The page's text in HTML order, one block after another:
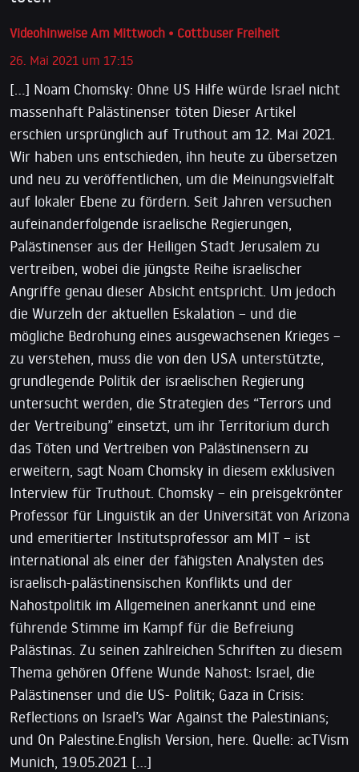
Videohinweise Am Mittwoch • Cottbuser Freiheit
26. Mai 2021 um 17:15
[…] Noam Chomsky: Ohne US Hilfe würde Israel nicht
massenhaft Palästinenser töten Dieser Artikel
erschien ursprünglich auf Truthout am 12. Mai 2021.
Wir haben uns entschieden, ihn heute zu übersetzen
und neu zu veröffentlichen, um die Meinungsvielfalt
auf lokaler Ebene zu fördern. Seit Jahren versuchen
aufeinanderfolgende israelische Regierungen,
Palästinenser aus der Heiligen Stadt Jerusalem zu
vertreiben, wobei die jüngste Reihe israelischer
Angriffe genau dieser Absicht entspricht. Um jedoch
die Wurzeln der aktuellen Eskalation – und die
mögliche Bedrohung eines ausgewachsenen Krieges –
zu verstehen, muss die von den USA unterstützte,
grundlegende Politik der israelischen Regierung
untersucht werden, die Strategien des “Terrors und
der Vertreibung” einsetzt, um ihr Territorium durch
das Töten und Vertreiben von Palästinensern zu
erweitern, sagt Noam Chomsky in diesem exklusiven
Interview für Truthout. Chomsky – ein preisgekrönter
Professor für Linguistik an der Universität von Arizona
und emeritierter Institutsprofessor am MIT – ist
international als einer der fähigsten Analysten des
israelisch-palästinensischen Konflikts und der
Nahostpolitik im Allgemeinen anerkannt und eine
führende Stimme im Kampf für die Befreiung
Palästinas. Zu seinen zahlreichen Schriften zu diesem
Thema gehören Offene Wunde Nahost: Israel, die
Palästinenser und die US- Politik; Gaza in Crisis:
Reflections on Israel’s War Against the Palestinians;
und On Palestine.English Version, here. Quelle: acTVism
Munich, 19.05.2021 […]